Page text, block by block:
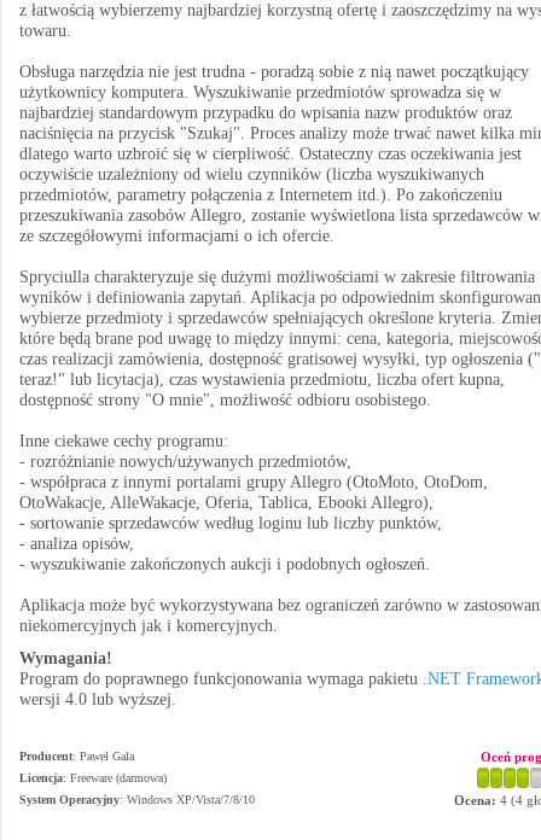
z łatwością wybierzemy najbardziej korzystną ofertę i zaoszczędzimy na
towaru.
Obsługa narzędzia nie jest trudna - poradzą sobie z nią nawet początkujący
użytkownicy komputera. Wyszukiwanie przedmiotów sprowadza się w
najbardziej standardowym przypadku do wpisania nazw produktów oraz
naciśnięcia na przycisk "Szukaj". Proces analizy może trwać nawet kilka
dlatego warto uzbroić się w cierpliwość. Ostateczny czas oczekiwania jest
oczywiście uzależniony od wielu czynników (liczba wyszukiwanych
przedmiotów, parametry połączenia z Internetem itd.). Po zakończeniu
przeszukiwania zasobów Allegro, zostanie wyświetlona lista sprzedawców
ze szczegółowymi informacjami o ich ofercie.
Spryciulla charakteryzuje się dużymi możliwościami w zakresie filtrowania
wyników i definiowania zapytań. Aplikacja po odpowiednim
wybierze przedmioty i sprzedawców spełniających określone kryteria.
które będą brane pod uwagę to między innymi: cena, kategoria,
czas realizacji zamówienia, dostępność gratisowej wysyłki, typ ogłoszenia
teraz!" lub licytacja), czas wystawienia przedmiotu, liczba ofert kupna,
dostępność strony "O mnie", możliwość odbioru osobistego.
Inne ciekawe cechy programu:
- rozróżnianie nowych/używanych przedmiotów,
- współpraca z innymi portalami grupy Allegro (OtoMoto, OtoDom,
OtoWakacje, AlleWakacje, Oferia, Tablica, Ebooki Allegro),
- sortowanie sprzedawców według loginu lub liczby punktów,
- analiza opisów,
- wyszukiwanie zakończonych aukcji i podobnych ogłoszeń.
Aplikacja może być wykorzystywana bez ograniczeń zarówno w
niekomercyjnych jak i komercyjnych.
Wymagania!
Program do poprawnego funkcjonowania wymaga pakietu .NET
wersji 4.0 lub wyższej.
Producent: Paweł Gala
Licencja: Freeware (darmowa)
System Operacyjny: Windows XP/Vista/7/8/10
Oceń
Ocena: 4 (4